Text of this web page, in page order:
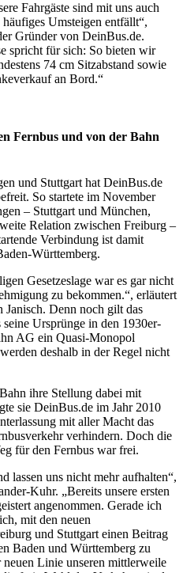
Fahrgäste sind mit uns auch
Umsteigen entfällt“,
Gründer von DeinBus.de.
spricht für sich: So bieten wir
74 cm Sitzabstand sowie
an Bord.“
Fernbus und von der Bahn
und Stuttgart hat DeinBus.de
So startete im November
– Stuttgart und München,
Relation zwischen Freiburg –
Verbindung ist damit
Württemberg.
Gesetzeslage war es gar nicht
zu bekommen.“, erläutert
Denn noch gilt das
seine Ursprünge in den 1930er-
AG ein Quasi-Monopol
deshalb in der Regel nicht
ihre Stellung dabei mit
sie DeinBus.de im Jahr 2010
mit aller Macht das
verhindern. Doch die
für den Fernbus war frei.
lassen uns nicht mehr aufhalten“,
Kuhr. „Bereits unsere ersten
angenommen. Gerade ich
mit den neuen
und Stuttgart einen Beitrag
Baden und Württemberg zu
Linie unseren mittlerweile